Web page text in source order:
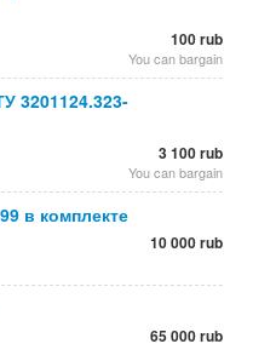
100 rub
You can bargain
3201124.323-
3 100 rub
You can bargain
в комплекте
10 000 rub
65 000 rub